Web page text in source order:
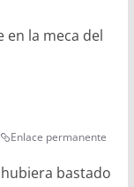
la meca del
Enlace permanente
bastado